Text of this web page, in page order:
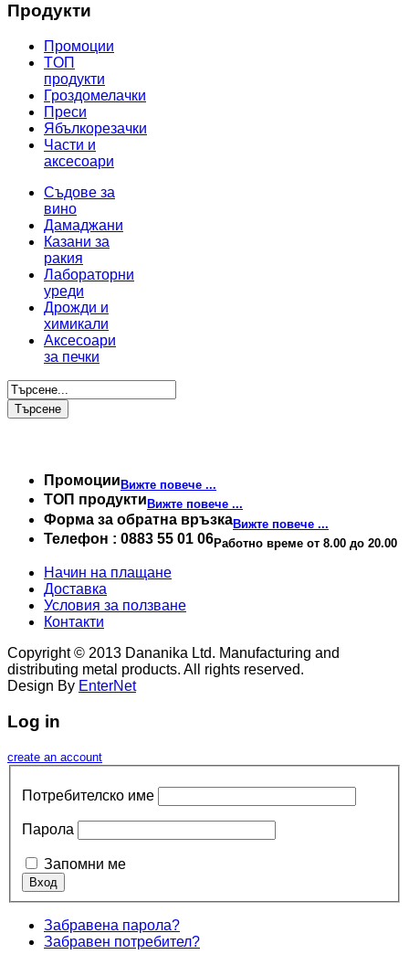
Продукти
Промоции
TОП
продукти
Гроздомелачки
Преси
Ябълкорезачки
Части и
аксесоари
Съдове за
вино
Дамаджани
Казани за
ракия
Лабораторни
уреди
Дрожди и
химикали
Аксесоари
за печки
Промоции Вижте повече ...
TОП продукти Вижте повече ...
Форма за обратна връзкаВижте повече ...
Телефон : 0883 55 01 06Работно време от 8.00 до 20.00
Начин на плащане
Доставка
Условия за ползване
Контaкти
Copyright © 2013 Dananika Ltd. Manufacturing and
distributing metal products. All rights reserved.
Design By EnterNet
Log in
create an account
Потребителско име
Парола
Запомни ме
Забравена парола?
Забравен потребител?